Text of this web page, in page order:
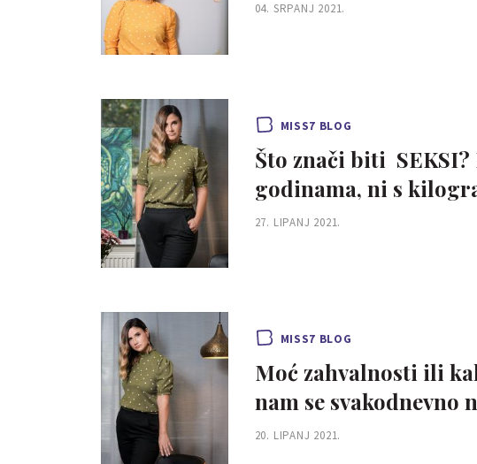
04. SRPANJ 2021.
MISS7 BLOG
Što znači biti SEKSI?
godinama, ni s
27. LIPANJ 2021.
MISS7 BLOG
Moć zahvalnosti ili
nam se svakodnevno
20. LIPANJ 2021.